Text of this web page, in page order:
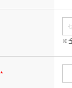
※
*